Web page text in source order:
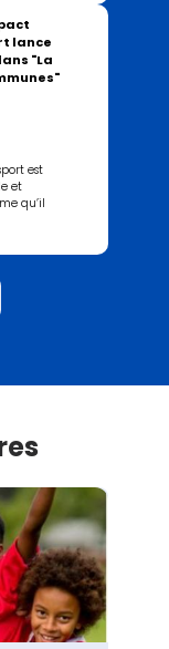
lance
"La
est
et
qu’il